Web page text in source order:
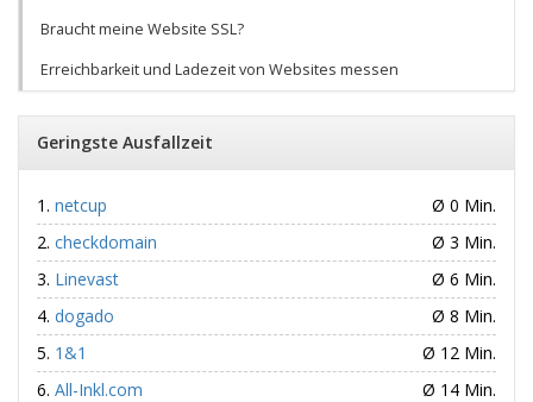
Braucht meine Website SSL?
Erreichbarkeit und Ladezeit von Websites messen
Geringste Ausfallzeit
netcup
Ø 0 Min.
checkdomain
Ø 3 Min.
Linevast
Ø 6 Min.
dogado
Ø 8 Min.
1&1
Ø 12 Min.
All-Inkl.com
Ø 14 Min.